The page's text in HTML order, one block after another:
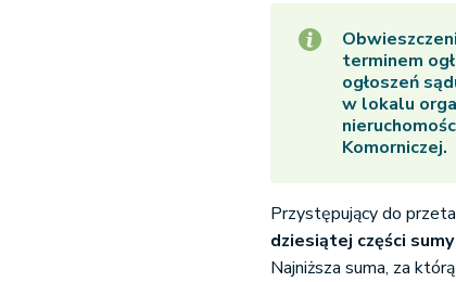
terminem
ogłoszeń
w lokalu
Komorniczej.
Przystępujący do
dziesiątej części
Najniższa suma, za